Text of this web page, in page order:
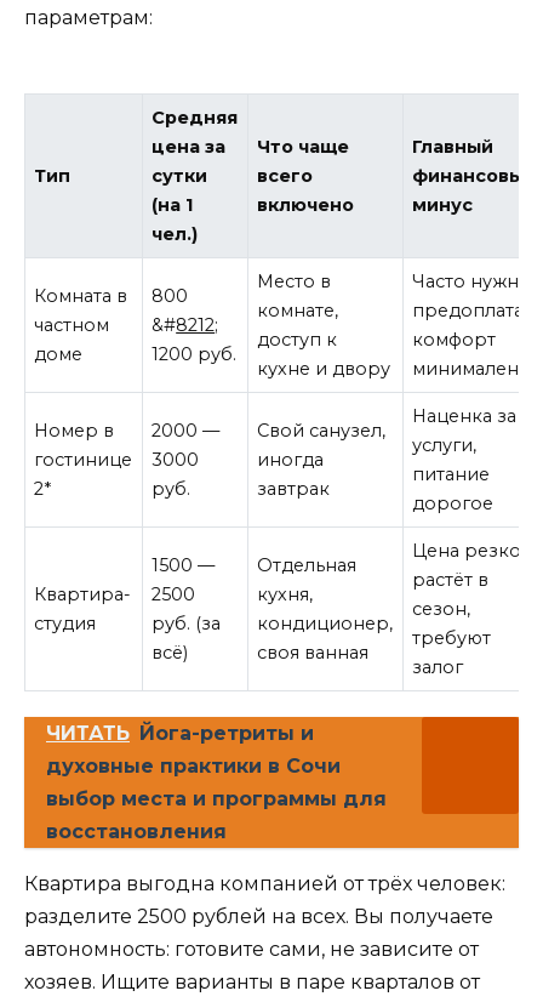
параметрам:
Тип
Средняя
цена за
сутки
(на 1
чел.)
Что чаще
всего
включено
Главный
финансовый
минус
Комната в
частном
доме
800
&#8212;
1200 руб.
Место в
комнате,
доступ к
кухне и двору
Часто нужна
предоплата,
комфорт
минимален
Номер в
гостинице
2*
2000 —
3000
руб.
Свой санузел,
иногда
завтрак
Наценка за
услуги,
питание
дорогое
Квартира-
студия
1500 —
2500
руб. (за
всё)
Отдельная
кухня,
кондиционер,
своя ванная
Цена резко
растёт в
сезон,
требуют
залог
ЧИТАТЬ Йога-ретриты и
духовные практики в Сочи
выбор места и программы для
восстановления
Квартира выгодна компанией от трёх человек:
разделите 2500 рублей на всех. Вы получаете
автономность: готовите сами, не зависите от
хозяев. Ищите варианты в паре кварталов от